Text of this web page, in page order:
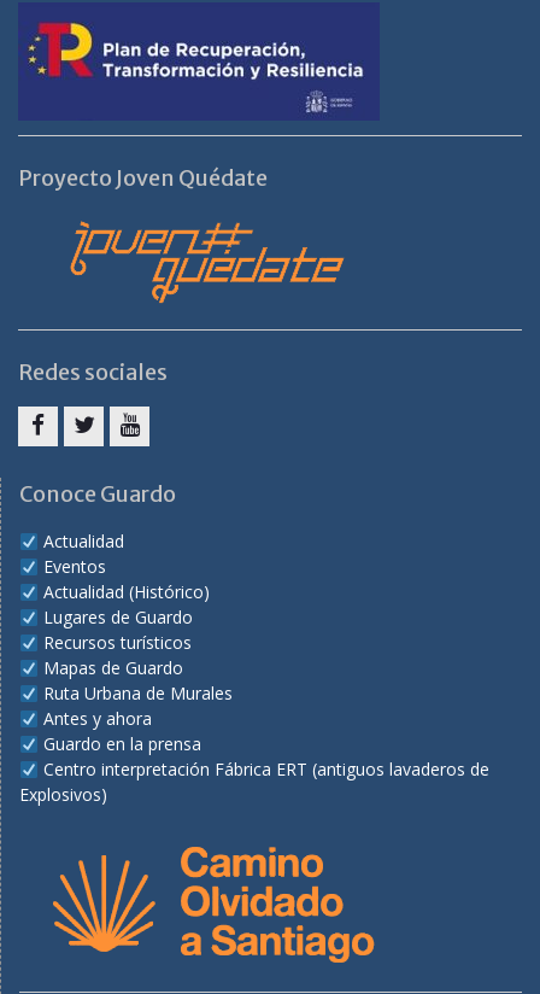
Proyecto Joven Quédate
Redes sociales
Conoce Guardo
Actualidad
Eventos
Actualidad (Histórico)
Lugares de Guardo
Recursos turísticos
Mapas de Guardo
Ruta Urbana de Murales
Antes y ahora
Guardo en la prensa
Centro interpretación Fábrica ERT (antiguos lavaderos de
Explosivos)